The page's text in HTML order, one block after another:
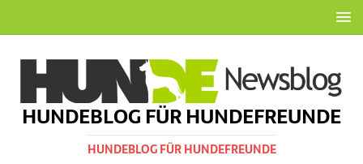
HUNDEBLOG FÜR HUNDEFREUNDE
HUNDEBLOG FÜR HUNDEFREUNDE